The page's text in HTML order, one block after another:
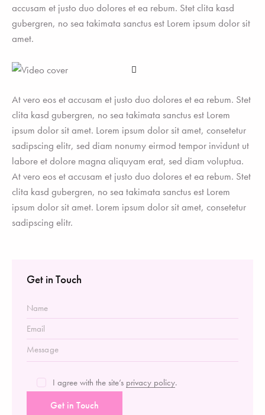
accusam et justo duo dolores et ea rebum. Stet clita kasd
gubergren, no sea takimata sanctus est Lorem ipsum dolor sit
amet.
At vero eos et accusam et justo duo dolores et ea rebum. Stet
clita kasd gubergren, no sea takimata sanctus est Lorem
ipsum dolor sit amet. Lorem ipsum dolor sit amet, consetetur
sadipscing elitr, sed diam nonumy eirmod tempor invidunt ut
labore et dolore magna aliquyam erat, sed diam voluptua.
At vero eos et accusam et justo duo dolores et ea rebum. Stet
clita kasd gubergren, no sea takimata sanctus est Lorem
ipsum dolor sit amet. Lorem ipsum dolor sit amet, consetetur
sadipscing elitr.
Get in Touch
I agree with the site’s privacy policy.